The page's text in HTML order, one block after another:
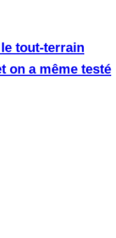
tout-terrain
on a même testé